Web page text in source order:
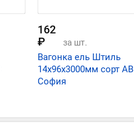
162
₽
за шт.
Вагонка ель Штиль
14х96х3000мм сорт АВ
София